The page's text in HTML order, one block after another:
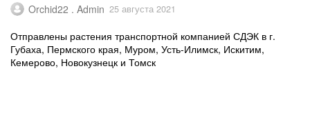
Orchid22 . Admin 25 августа 2021
Отправлены растения транспортной компанией СДЭК в г.
Губаха, Пермского края, Муром, Усть-Илимск, Искитим,
Кемерово, Новокузнецк и Томск